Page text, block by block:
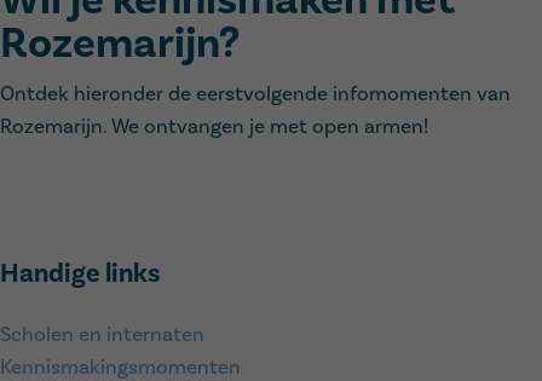
Rozemarijn?
Ontdek hieronder de eerstvolgende infomomenten van
Rozemarijn. We ontvangen je met open armen!
Handige links
Scholen en internaten
Kennismakingsmomenten